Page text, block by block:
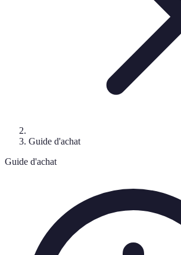
Guide d'achat
Guide d'achat